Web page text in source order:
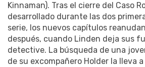
Kinnaman). Tras el cierre del Caso
desarrollado durante las dos
serie, los nuevos capítulos
después, cuando Linden deja sus
detective. La búsqueda de una
de su excompañero Holder la lleva